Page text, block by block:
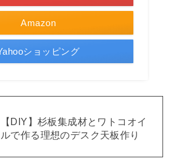
Amazon
ショッピング
【DIY】杉板集成材とワトコオイ
ルで作る理想のデスク天板作り